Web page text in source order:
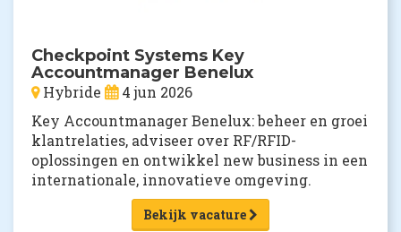
Checkpoint Systems Key
Accountmanager Benelux
Hybride
4 jun 2026
Key Accountmanager Benelux: beheer en groei
klantrelaties, adviseer over RF/RFID-
oplossingen en ontwikkel new business in een
internationale, innovatieve omgeving.
Bekijk vacature